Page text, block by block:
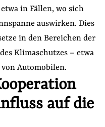
in Fällen, wo sich
auswirken. Dies
in den Bereichen der
Klimaschutzes – etwa
Automobilen.
auf die